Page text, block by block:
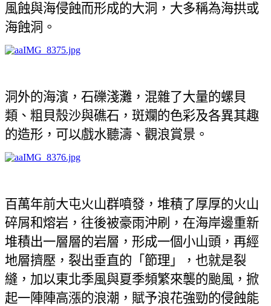
風蝕與海侵蝕而形成的大洞，大多稱為海拱或
海蝕洞。
洞外的海濱，石礫淺灘，混雜了大量的螺貝
類、粗貝殼沙與礁石，斑斕的色彩及各異其趣
的造形，可以戲水聽濤、觀浪賞景。
百萬年前大屯火山群噴發，堆積了厚厚的火山
碎屑和熔岩，往後被豪雨沖刷，在海岸邊重新
堆積出一層層的岩層，形成一個小山頭，再經
地層擠壓，裂出垂直的「節理」，也就是裂
縫，加以東北季風與夏季頻繁來襲的颱風，掀
起一陣陣高漲的浪潮，賦予浪花強勁的侵蝕能